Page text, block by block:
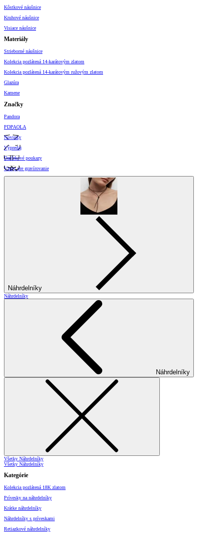
Kôstkové náušnice
Kruhové náušnice
Visiace náušnice
Materiály
Strieborné náušnice
Kolekcia pozlátená 14-karátovým zlatom
Kolekcia pozlátená 14-karátovým ružovým zlatom
Glazúra
Kamene
Značky
Pandora
PDPAOLA
Novinky
Výpredaj
Darčekové poukazy
Vzory pre gravírovanie
Náhrdelníky
Náhrdelníky
Náhrdelníky
Všetky Náhrdelníky
Všetky Náhrdelníky
Kategórie
Kolekcia pozlátená 18K zlatom
Prívesky na náhrdelníky
Krátke náhrdelníky
Náhrdelníky s príveskami
Retiazkové náhrdelníky